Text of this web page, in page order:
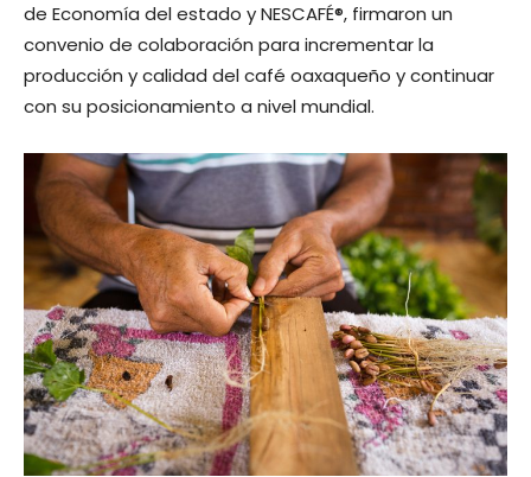
de Economía del estado y NESCAFÉ®, firmaron un
convenio de colaboración para incrementar la
producción y calidad del café oaxaqueño y continuar
con su posicionamiento a nivel mundial.